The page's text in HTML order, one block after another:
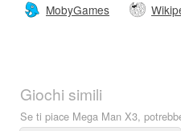
MobyGames
Giochi simili
Se ti piace Mega Man X3,